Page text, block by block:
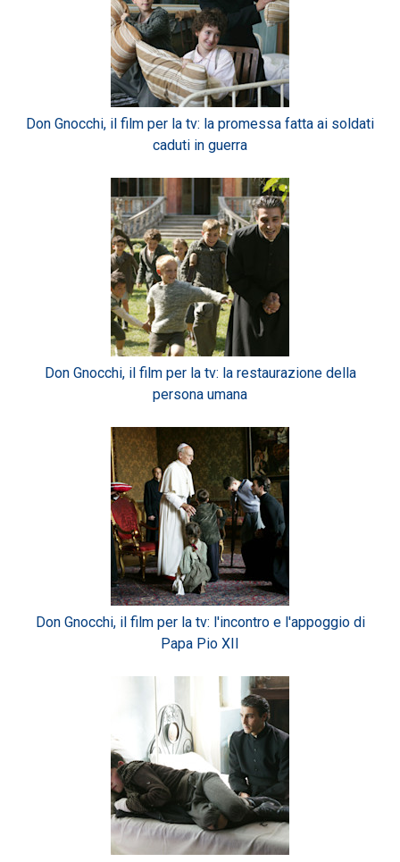
Don Gnocchi, il film per la tv: la promessa fatta ai soldati
caduti in guerra
Don Gnocchi, il film per la tv: la restaurazione della
persona umana
Don Gnocchi, il film per la tv: l'incontro e l'appoggio di
Papa Pio XII